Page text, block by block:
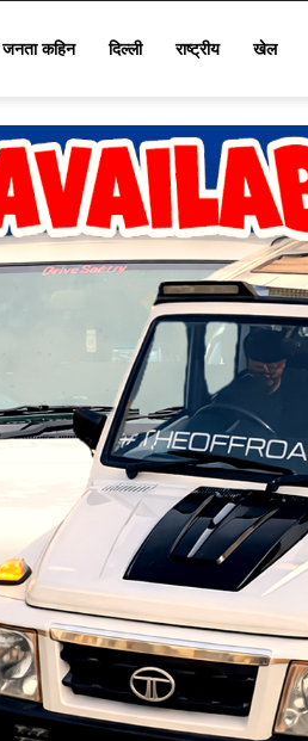
जनता कहिन दिल्ली राष्ट्रीय खेल